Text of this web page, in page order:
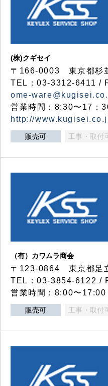
(株)クギセイ
〒166-0003 東京都杉
TEL：03-3312-6411 /
ome-
営業時間：8:30〜17：
http://
販売可 工事・取付
（有）カワムラ商会
〒123-0864 東京都足
TEL：03-3854-6122 /
営業時間：8:00〜17:00
販売可 工事・取付